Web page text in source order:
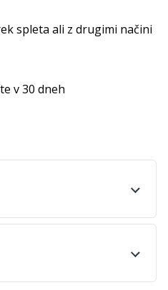
spleta ali z drugimi načini
v 30 dneh